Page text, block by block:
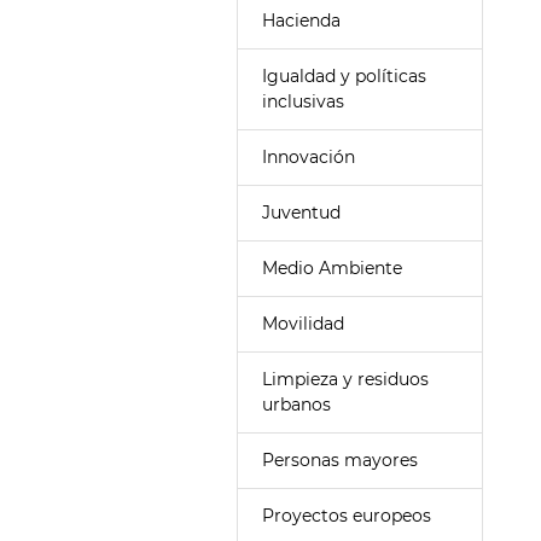
Hacienda
Igualdad y políticas
inclusivas
Innovación
Juventud
Medio Ambiente
Movilidad
Limpieza y residuos
urbanos
Personas mayores
Proyectos europeos